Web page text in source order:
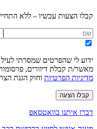
קבלו הצעות עכשיו – ללא
ידוע לי שהפרטים שמסרתי לעיל
מאשר/ת קבלת דיוורים,
מדיניות הפרטיות וחוק הגנת
קבלו הצעה
דברו איתנו בוואטסאפ